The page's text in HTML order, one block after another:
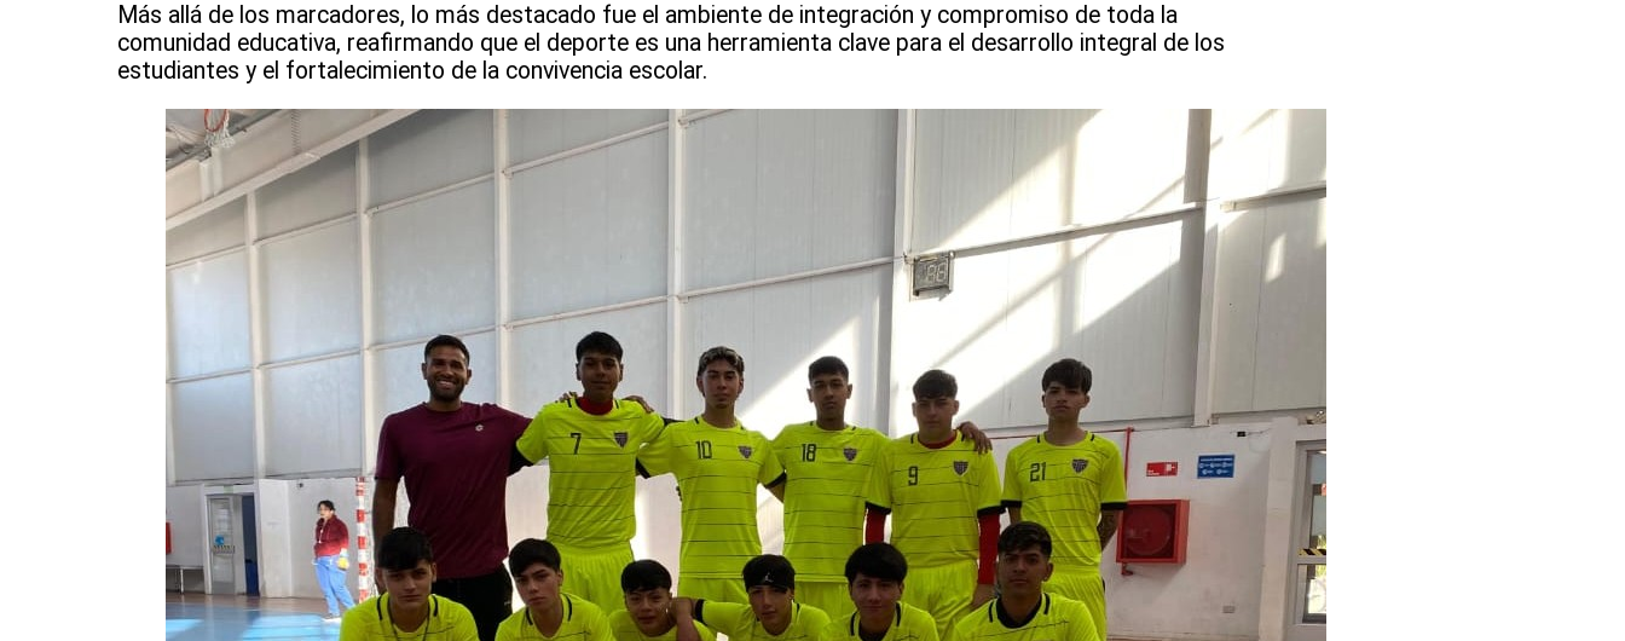
Más allá de los marcadores, lo más destacado fue el ambiente de integración y compromiso de toda la
comunidad educativa, reafirmando que el deporte es una herramienta clave para el desarrollo integral de los
estudiantes y el fortalecimiento de la convivencia escolar.